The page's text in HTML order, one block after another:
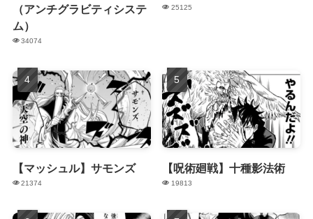
（アンチグラビティシステ
ム）
34074
25125
【マッシュル】サモンズ
21374
【呪術廻戦】十種影法術
19813